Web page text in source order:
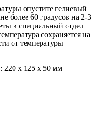
опустите гелиевый
более 60 градусов на 2-3
в специальный отдел
сохраняется на
от температуры
х 125 х 50 мм